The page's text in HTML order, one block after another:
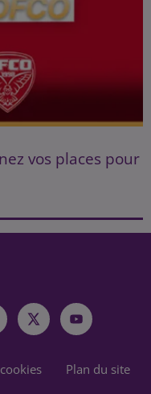
vos places pour
Plan du site